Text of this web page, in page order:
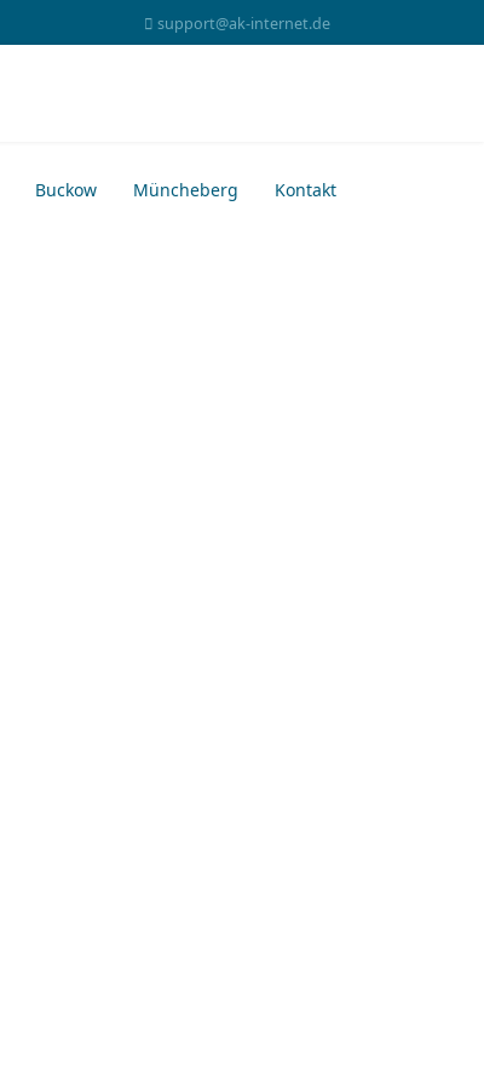
support@ak-internet.de
Buckow Müncheberg Kontakt